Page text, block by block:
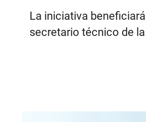
La iniciativa
secretario técnico de